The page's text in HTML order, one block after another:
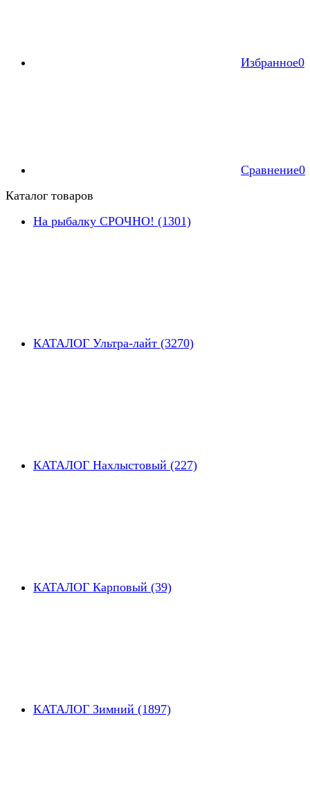
Избранное0
Сравнение0
Каталог товаров
На рыбалку СРОЧНО! (1301)
КАТАЛОГ Ультра-лайт (3270)
КАТАЛОГ Нахлыстовый (227)
КАТАЛОГ Карповый (39)
КАТАЛОГ Зимний (1897)